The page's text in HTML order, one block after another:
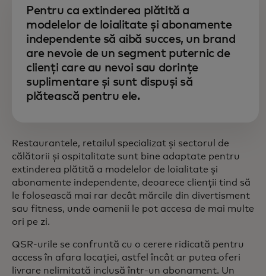
Pentru ca extinderea plătită a
modelelor de loialitate și abonamente
independente să aibă succes, un brand
are nevoie de un segment puternic de
clienți care au nevoi sau dorințe
suplimentare și sunt dispuși să
plătească pentru ele.
Restaurantele, retailul specializat și sectorul de
călătorii și ospitalitate sunt bine adaptate pentru
extinderea plătită a modelelor de loialitate și
abonamente independente, deoarece clienții tind să
le folosească mai rar decât mărcile din divertisment
sau fitness, unde oamenii le pot accesa de mai multe
ori pe zi.
QSR-urile se confruntă cu o cerere ridicată pentru
access în afara locației, astfel încât ar putea oferi
livrare nelimitată inclusă într-un abonament. Un